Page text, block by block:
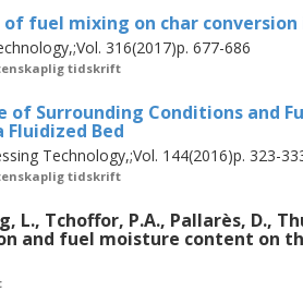
fuel conversion is easily
with gas as a by-
operational conditions,
to achieve sufficient fuel
of fuel mixing on char
316(2017)p. 677-686
tidskrift
of Surrounding Conditions and
Fluidized Bed
Technology,;Vol. 144(2016)p. 323-
tidskrift
L., Tchoffor, P.A., Pallarès, D.,
and fuel moisture content on